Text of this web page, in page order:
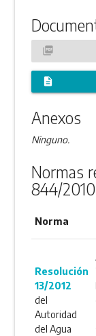
picture_as_pdf
description
Anexos
Ninguno.
Normas
844/2010
Norma
Resolución
13/2012
del
Autoridad
del Agua